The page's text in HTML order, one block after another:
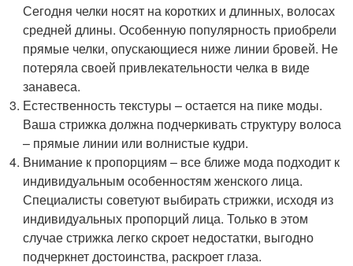
Сегодня челки носят на коротких и длинных, волосах
средней длины. Особенную популярность приобрели
прямые челки, опускающиеся ниже линии бровей. Не
потеряла своей привлекательности челка в виде
занавеса.
Естественность текстуры – остается на пике моды.
Ваша стрижка должна подчеркивать структуру волоса
– прямые линии или волнистые кудри.
Внимание к пропорциям – все ближе мода подходит к
индивидуальным особенностям женского лица.
Специалисты советуют выбирать стрижки, исходя из
индивидуальных пропорций лица. Только в этом
случае стрижка легко скроет недостатки, выгодно
подчеркнет достоинства, раскроет глаза.